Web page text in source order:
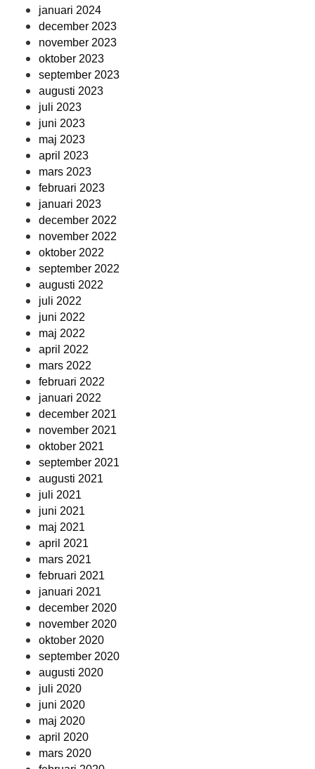
januari 2024
december 2023
november 2023
oktober 2023
september 2023
augusti 2023
juli 2023
juni 2023
maj 2023
april 2023
mars 2023
februari 2023
januari 2023
december 2022
november 2022
oktober 2022
september 2022
augusti 2022
juli 2022
juni 2022
maj 2022
april 2022
mars 2022
februari 2022
januari 2022
december 2021
november 2021
oktober 2021
september 2021
augusti 2021
juli 2021
juni 2021
maj 2021
april 2021
mars 2021
februari 2021
januari 2021
december 2020
november 2020
oktober 2020
september 2020
augusti 2020
juli 2020
juni 2020
maj 2020
april 2020
mars 2020